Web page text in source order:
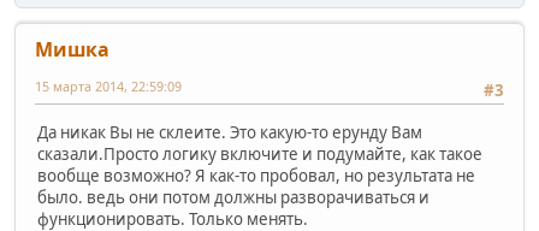
Мишка
#3
15 марта 2014, 22:59:09
Да никак Вы не склеите. Это какую-то ерунду Вам
сказали.Просто логику включите и подумайте, как такое
вообще возможно? Я как-то пробовал, но результата не
было. ведь они потом должны разворачиваться и
функционировать. Только менять.